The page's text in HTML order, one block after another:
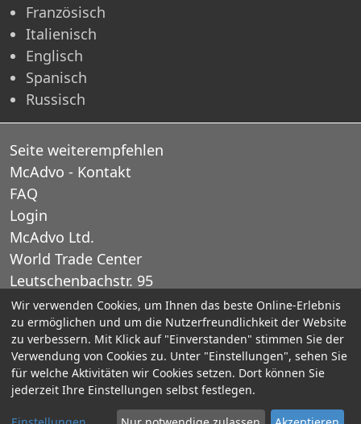
Französisch
Italienisch
Englisch
Spanisch
Russisch
Seite weiterempfehlen
McAdvo - Kontakt
FAQ
Login
McAdvo Ltd.
World Trade Center
Leutschenbachstr. 95
CH-8050 Zurich
Schweiz
E-Mail: office@mcadvo.com
© 2005-2025 McAdvo Ltd.
Wir verwenden Cookies, um Ihnen das beste Online-Erlebnis
zu ermöglichen und um die Nutzerfreundlichkeit der Website
zu verbessern. Mit Klick auf "Einverstanden" stimmen Sie der
Verwendung von Cookies zu. Unter "Einstellungen", sehen Sie
für welche Aktivitäten wir Cookies setzen. Dort können Sie
jederzeit Ihre Einstellungen selbst festlegen.